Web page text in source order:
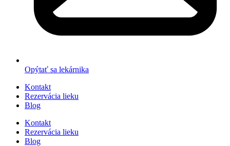
Opýtať sa lekárnika
Kontakt
Rezervácia lieku
Blog
Kontakt
Rezervácia lieku
Blog